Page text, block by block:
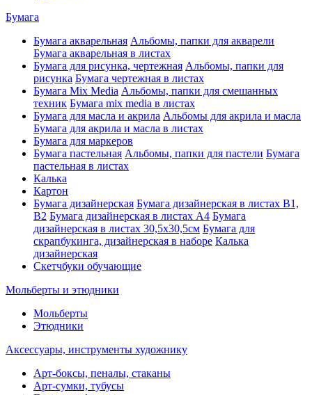
Бумага
Бумага акварельная Альбомы, папки для акварели
Бумага акварельная в листах
Бумага для рисунка, чертежная Альбомы, папки для
рисунка Бумага чертежная в листах
Бумага Mix Media Альбомы, папки для смешанных
техник Бумага mix media в листах
Бумага для масла и акрила Альбомы для акрила и масла
Бумага для акрила и масла в листах
Бумага для маркеров
Бумага пастельная Альбомы, папки для пастели Бумага
пастельная в листах
Калька
Картон
Бумага дизайнерская Бумага дизайнерская в листах В1,
В2 Бумага дизайнерская в листах А4 Бумага
дизайнерская в листах 30,5х30,5см Бумага для
скрапбукинга, дизайнерская в наборе Калька
дизайнерская
Скетчбуки обучающие
Мольберты и этюдники
Мольберты
Этюдники
Аксессуары, инструменты художнику
Арт-боксы, пеналы, стаканы
Арт-сумки, тубусы